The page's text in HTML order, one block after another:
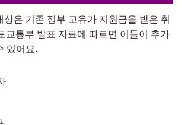
은 기존 정부 고유가 지원금을 받은 취
교통부 발표 자료에 따르면 이들이 추가
있어요.